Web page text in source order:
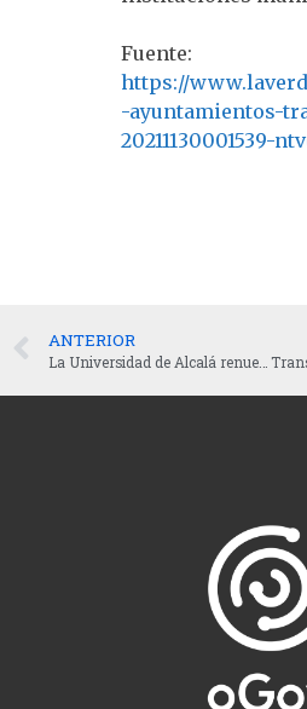
Fuente:
https://
-ayuntamientos-
20211130001539-
ANTERIOR
La Universidad de Alcalá renueva su Portal de Transparencia para mejorar su accesibilidad.